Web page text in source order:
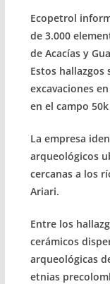
Ecopetrol
de 3.000
de Acacías y
Estos hallazgos
excavaciones
en el campo
La empresa
arqueológicos
cercanas a los
Ariari.
Entre los
cerámicos
arqueológicas
etnias